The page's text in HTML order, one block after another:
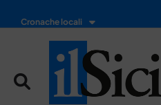
Cronache locali